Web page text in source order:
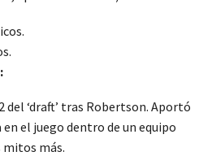
del ‘draft’ tras Robertson. Aportó
el juego dentro de un equipo
mitos más.